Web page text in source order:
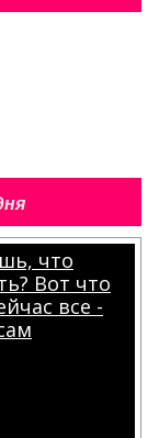
что
Вот что
все -